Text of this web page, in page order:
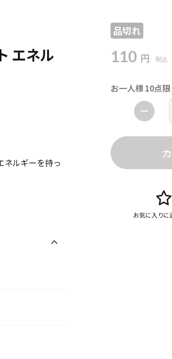
エネル
品切れ
110 円 税込
お一人様 10点限
お気に入りに
ネルギーを持っ